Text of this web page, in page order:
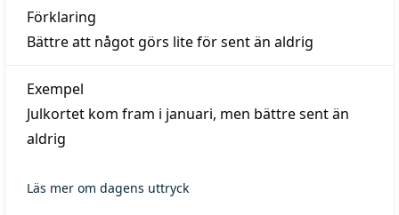
Förklaring
Bättre att något görs lite för sent än aldrig
Exempel
Julkortet kom fram i januari, men bättre sent än
aldrig
Läs mer om dagens uttryck